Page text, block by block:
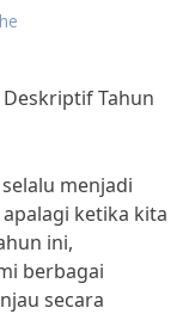
Tahun
menjadi
ketika kita
ini,
berbagai
secara